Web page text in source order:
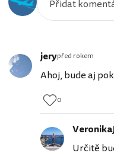
jerypřed rokem
Ahoj, bude aj
0
Určitě